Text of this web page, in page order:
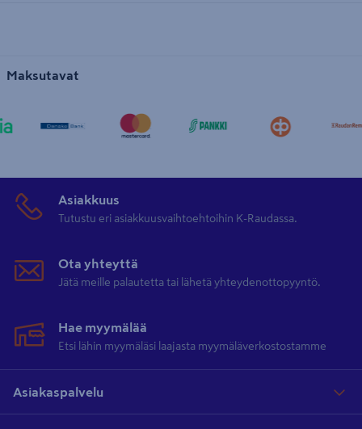
Maksutavat
Asiakkuus
Tutustu eri asiakkuusvaihtoehtoihin K-Raudassa.
Ota yhteyttä
Jätä meille palautetta tai lähetä yhteydenottopyyntö.
Hae myymälää
Etsi lähin myymäläsi laajasta myymäläverkostostamme
Asiakaspalvelu